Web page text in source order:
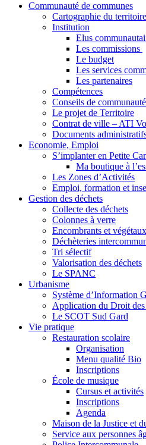
Communauté de communes
Cartographie du territoire
Institution
Elus
Les commissions
Le budget
Les services
Les partenaires
Compétences
Conseils de communauté
Le projet de Territoire
Contrat de ville – ATI
Documents
Economie, Emploi
S’implanter en Petite
Ma boutique à
Les Zones d’Activités
Emploi, formation et
Gestion des déchets
Collecte des déchets
Colonnes à verre
Encombrants et végétaux
Déchèteries
Tri sélectif
Valorisation des déchets
Le SPANC
Urbanisme
Système d’Information
Application du Droit
Le SCOT Sud Gard
Vie pratique
Restauration scolaire
Organisation
Menu qualité Bio
Inscriptions
École de musique
Cursus et activités
Inscriptions
Agenda
Maison de la Justice et
Service aux personnes